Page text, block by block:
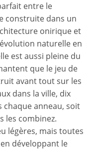
entre le
construite dans un
onirique et
naturelle en
est aussi pleine du
que le jeu de
avant tout sur les
dans la ville, dix
chaque anneau, soit
les combinez.
légères, mais toutes
développant le